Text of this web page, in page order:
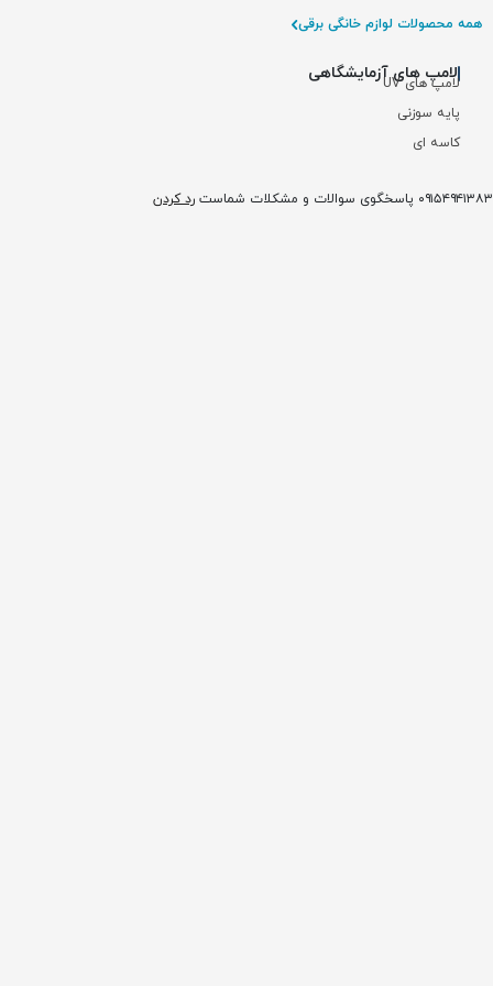
همه محصولات لوازم خانگی برقی
لامپ های آزمایشگاهی
لامپ های UV
پایه سوزنی
کاسه ای
۰۹۱۵۴۹۴۱۳۸۳ پاسخگوی سوالات و مشکلات شماست رد کردن